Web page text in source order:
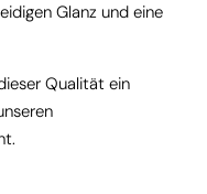
Glanz und eine
Qualität ein